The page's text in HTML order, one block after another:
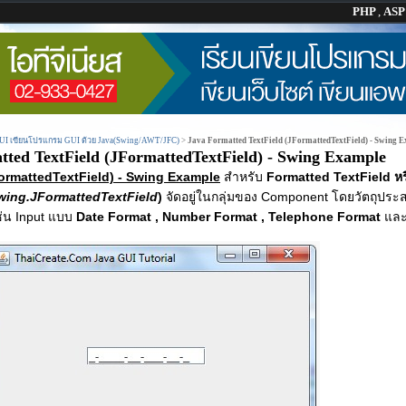
PHP, ASP
เขียนโปรแกรม GUI ด้วย Java(Swing/AWT/JFC) > Java Formatted TextField (JFormattedTextField) - Swing
TextField (JFormattedTextField) - Swing Example
- Swing Example สำหรับ Formatted TextField ห
) จัดอยู่ในกลุ่มของ Component โดยวัตถุประ
น Input แบบ Date Format , Number Format , Telephone Format แล